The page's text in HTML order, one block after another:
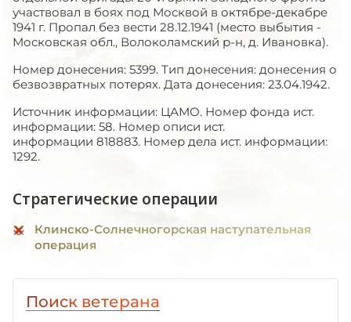
участвовал в боях под Москвой в октябре-декабре
1941 г. Пропал без вести 28.12.1941 (место выбытия -
Московская обл., Волоколамский р-н, д. Ивановка).
Номер донесения: 5399. Тип донесения: донесения о
безвозвратных потерях. Дата донесения: 23.04.1942.
Источник информации: ЦАМО. Номер фонда ист.
информации: 58. Номер описи ист.
информации 818883. Номер дела ист. информации:
1292.
Стратегические операции
Клинско-Солнечногорская наступательная
операция
Поиск ветерана